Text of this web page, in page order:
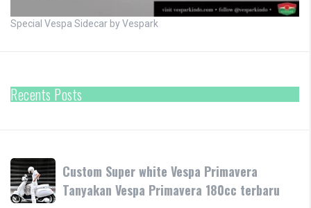
Special Vespa Sidecar by Vespark
Recents Posts
Custom
Super
white
Custom Super white Vespa Primavera
Tanyakan Vespa Primavera 180cc terbaru